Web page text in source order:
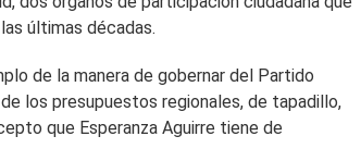
últimas décadas.
de la manera de gobernar del Partido
los presupuestos regionales, de tapadillo,
que Esperanza Aguirre tiene de